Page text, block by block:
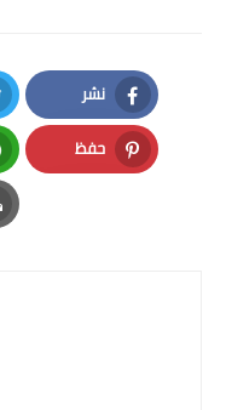
نشر
Facebook
حفظ
Pinterest